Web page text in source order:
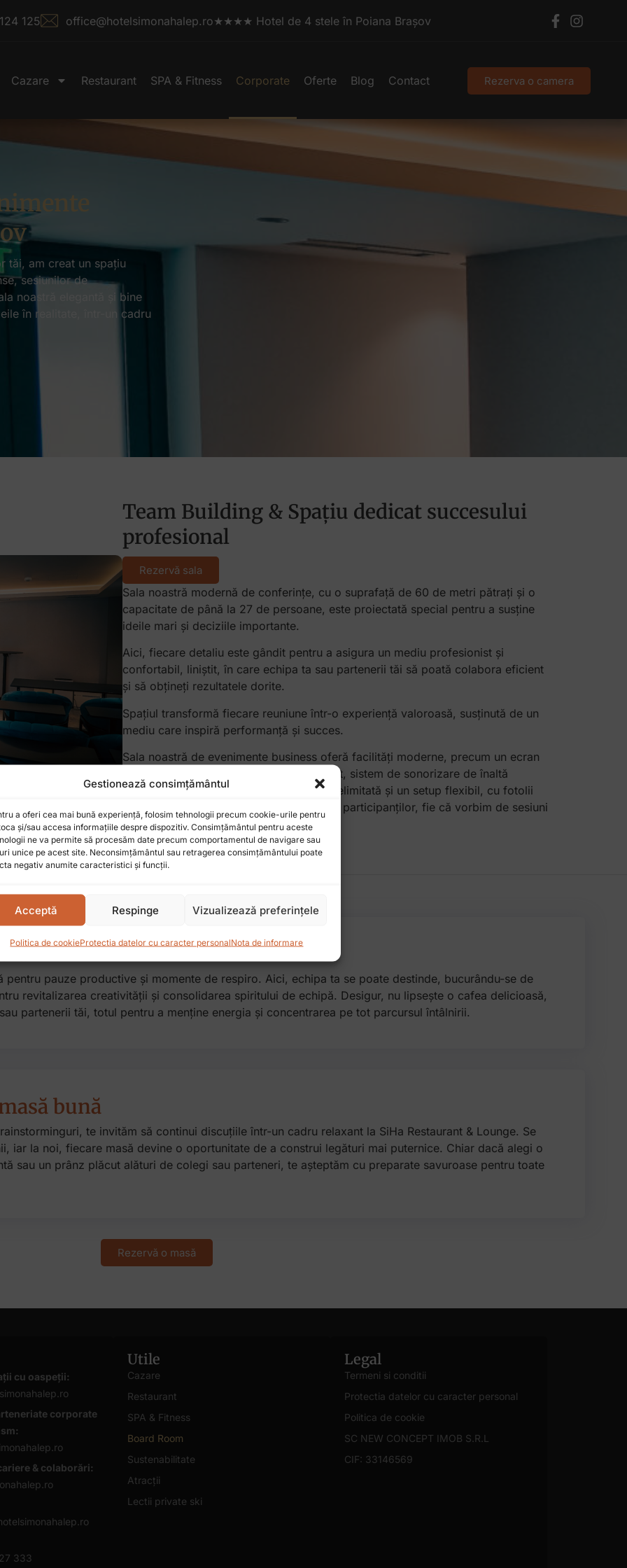
Gestionează consimțământul
a oferi cea mai bună experiență, folosim tehnologii precum cookie-urile pentru
și/sau accesa informațiile despre dispozitiv. Consimțământul pentru aceste
ne va permite să procesăm date precum comportamentul de navigare sau
unice pe acest site. Neconsimțământul sau retragerea consimțământului poate
negativ anumite caracteristici și funcții.
Acceptă Respinge Vizualizează preferințele
Politica de cookieProtectia datelor cu caracter personalNota de informare
125 office@hotelsimonahalep.ro★★★★ Hotel de 4 stele în Poiana Brașov
Cazare Restaurant SPA & Fitness Corporate Oferte Blog Contact Rezerva o camera
tăi, am creat un spațiu
sesiunilor de
noastră elegantă și bine
în realitate, într-un cadru
Team Building & Spațiu dedicat succesului
profesional
Rezervă sala
Sala noastră modernă de conferințe, cu o suprafață de 60 de metri pătrați și o
capacitate de până la 27 de persoane, este proiectată special pentru a susține
ideile mari și deciziile importante.
Aici, fiecare detaliu este gândit pentru a asigura un mediu profesionist și
confortabil, liniștit, în care echipa ta sau partenerii tăi să poată colabora eficient
și să obțineți rezultatele dorite.
Spațiul transformă fiecare reuniune într-o experiență valoroasă, susținută de un
mediu care inspiră performanță și succes.
Sala noastră de evenimente business oferă facilități moderne, precum un ecran
cu conectivitate intuitivă și ușor de utilizat, sistem de sonorizare de înaltă
calitate, flipchart-uri pentru creativitate nelimitată și un setup flexibil, cu fotolii
comode și mese, pentru confortul tuturor participanților, fie că vorbim de sesiuni
de lucru, prezentări sau team building.
pauze productive și momente de respiro. Aici, echipa ta se poate destinde, bucurându-se de
revitalizarea creativității și consolidarea spiritului de echipă. Desigur, nu lipsește o cafea delicioasă,
partenerii tăi, totul pentru a menține energia și concentrarea pe tot parcursul întâlnirii.
bună
te invităm să continui discuțiile într-un cadru relaxant la SiHa Restaurant & Lounge. Se
iar la noi, fiecare masă devine o oportunitate de a construi legături mai puternice. Chiar dacă alegi o
sau un prânz plăcut alături de colegi sau parteneri, te așteptăm cu preparate savuroase pentru toate
Rezervă o masă
cu oaspeții:
corporate
& colaborări:
333
Utile
Cazare
Restaurant
SPA & Fitness
Board Room
Sustenabilitate
Atracții
Lectii private ski
Legal
Termeni si conditii
Protectia datelor cu caracter personal
Politica de cookie
SC NEW CONCEPT IMOB S.R.L
CIF: 33146569